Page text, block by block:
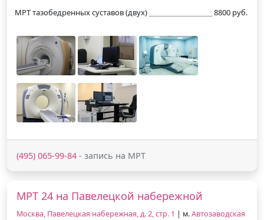
МРТ тазобедренных суставов (двух) 8800 руб.
(495) 065-99-84 - запись на МРТ
МРТ 24 на Павелецкой набережной
Москва, Павелецкая набережная, д. 2, стр. 1 | м.Автозаводская